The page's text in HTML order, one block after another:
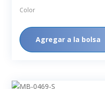
Color
Agregar a la bolsa